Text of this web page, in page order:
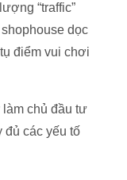
“traffic”
dọc
điểm vui chơi
chủ đầu tư
đủ các yếu tố